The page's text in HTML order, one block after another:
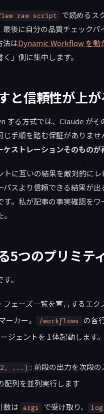
raw script
で読めるス
後に自分の品質チェック
法はDynamic Workflow を動
」側に集中します。
と信頼性が上
する方式では、Claude が
手順を踏む保証がありま
ケストレーションそのものが
に互いの結果を敵対的に
スより信頼できる結果が
。私が記事の事実確認を
5つのプリミテ
。
ェーズ一覧を宣言するエク
ーカー。 /workflows の各
ジェントを 1 体起動します。
...) : 前段の出力を次段
配列を並列実行します
数は args で受け取り、